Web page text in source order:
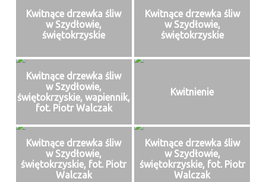
Kwitnące drzewka śliw
w Szydłowie,
świętokrzyskie
Kwitnące drzewka śliw
w Szydłowie,
świętokrzyskie
Kwitnące drzewka śliw
w Szydłowie,
świętokrzyskie, wapiennik,
fot. Piotr Walczak
Kwitnienie
Kwitnące drzewka śliw
w Szydłowie,
świętokrzyskie, fot. Piotr
Walczak
Kwitnące drzewka śliw
w Szydłowie,
świętokrzyskie, fot. Piotr
Walczak